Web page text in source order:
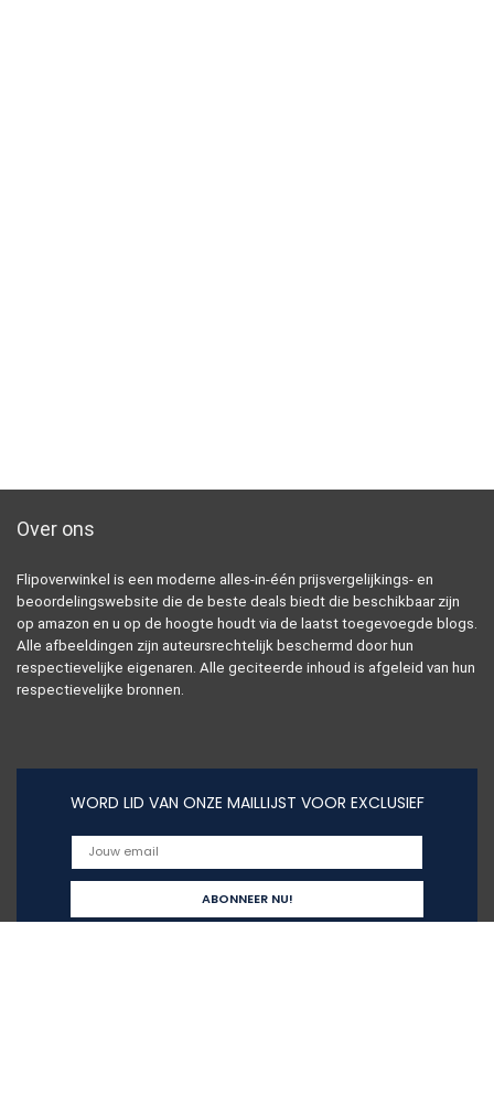
Over ons
Flipoverwinkel is een moderne alles-in-één prijsvergelijkings- en
beoordelingswebsite die de beste deals biedt die beschikbaar zijn
op amazon en u op de hoogte houdt via de laatst toegevoegde blogs.
Alle afbeeldingen zijn auteursrechtelijk beschermd door hun
respectievelijke eigenaren. Alle geciteerde inhoud is afgeleid van hun
respectievelijke bronnen.
WORD LID VAN ONZE MAILLIJST VOOR EXCLUSIEF